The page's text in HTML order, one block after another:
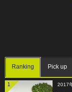
Ranking Pick up
1 2017